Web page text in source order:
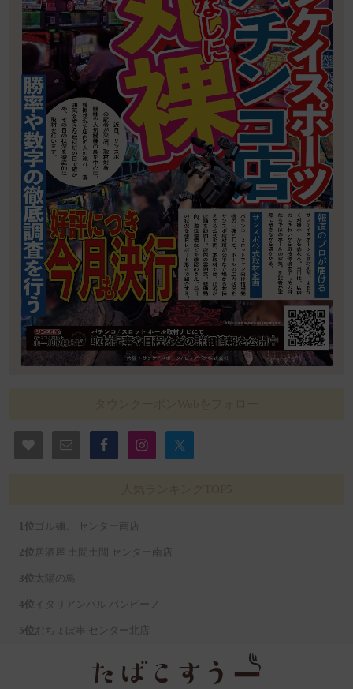
ゴル麺。 センター南店
居酒屋 土間土間 センター南店
太陽の鳥
イタリアンバル バンビーノ
おちょぼ串 センター北店